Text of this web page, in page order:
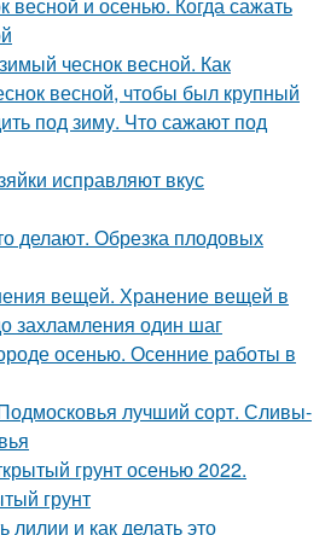
чеснок весной. Как
весной, чтобы был крупный
под зиму. Что сажают под
исправляют вкус
делают. Обрезка плодовых
вещей. Хранение вещей в
захламления один шаг
осенью. Осенние работы в
лучший сорт. Сливы-
грунт осенью 2022.
грунт
лилии и как делать это